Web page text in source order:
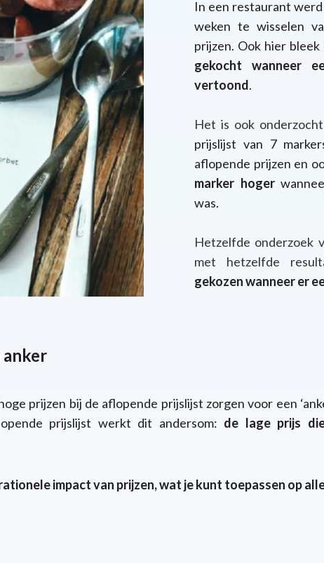
In een restaurant
weken te wisselen
prijzen. Ook hier
gekocht wanneer
vertoond.
Het is ook
prijslijst van 7
aflopende prijzen en
marker hoger
was.
Hetzelfde onderzoek
met hetzelfde
gekozen wanneer er
prijzen bij de aflopende prijslijst zorgen voor een
prijslijst werkt dit andersom: de lage prijs
impact van prijzen, wat je kunt toepassen op